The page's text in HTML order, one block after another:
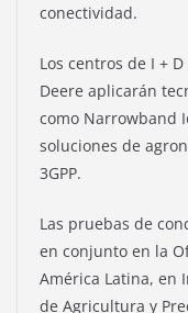
conectividad.
Los centros de I +
Deere aplicarán
como Narrowband
soluciones de
3GPP.
Las pruebas de
en conjunto en la
América Latina, en
de Agricultura y